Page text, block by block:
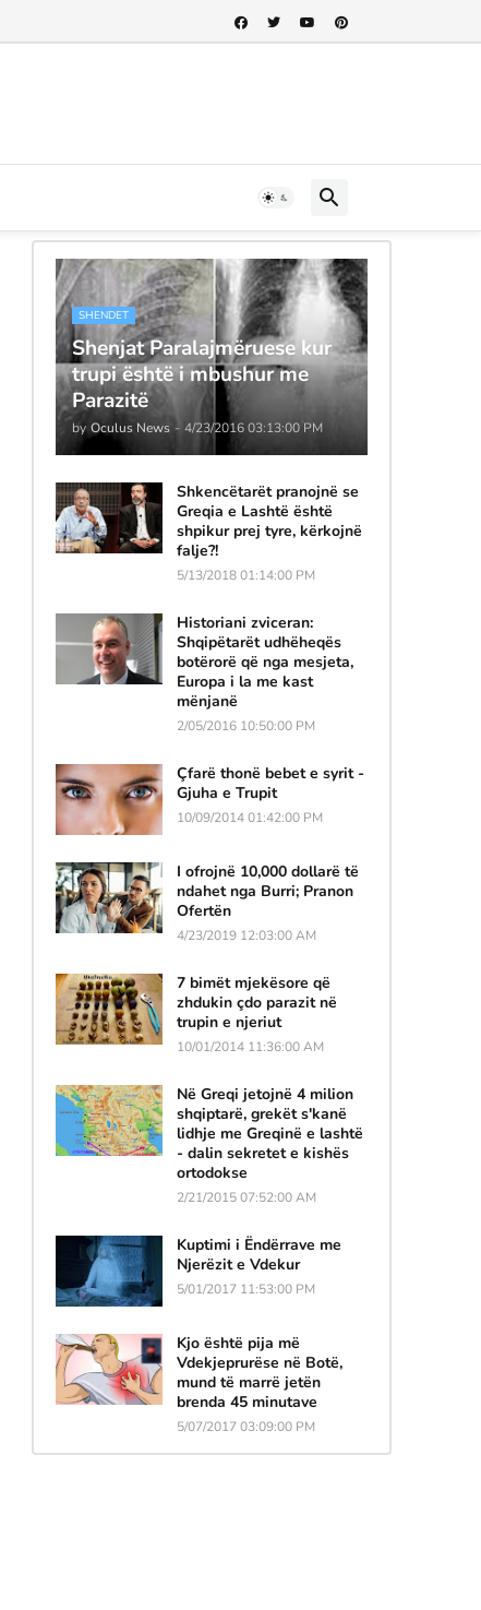
SHENDET
Shenjat Paralajmëruese kur
trupi është i mbushur me
Parazitë
by Oculus News - 4/23/2016 03:13:00 PM
Shkencëtarët pranojnë se
Greqia e Lashtë është
shpikur prej tyre, kërkojnë
falje?!
5/13/2018 01:14:00 PM
Historiani zviceran:
Shqipëtarët udhëheqës
botërorë që nga mesjeta,
Europa i la me kast
mënjanë
2/05/2016 10:50:00 PM
Çfarë thonë bebet e syrit -
Gjuha e Trupit
10/09/2014 01:42:00 PM
I ofrojnë 10,000 dollarë të
ndahet nga Burri; Pranon
Ofertën
4/23/2019 12:03:00 AM
7 bimët mjekësore që
zhdukin çdo parazit në
trupin e njeriut
10/01/2014 11:36:00 AM
Në Greqi jetojnë 4 milion
shqiptarë, grekët s'kanë
lidhje me Greqinë e lashtë
- dalin sekretet e kishës
ortodokse
2/21/2015 07:52:00 AM
Kuptimi i Ëndërrave me
Njerëzit e Vdekur
5/01/2017 11:53:00 PM
Kjo është pija më
Vdekjeprurëse në Botë,
mund të marrë jetën
brenda 45 minutave
5/07/2017 03:09:00 PM